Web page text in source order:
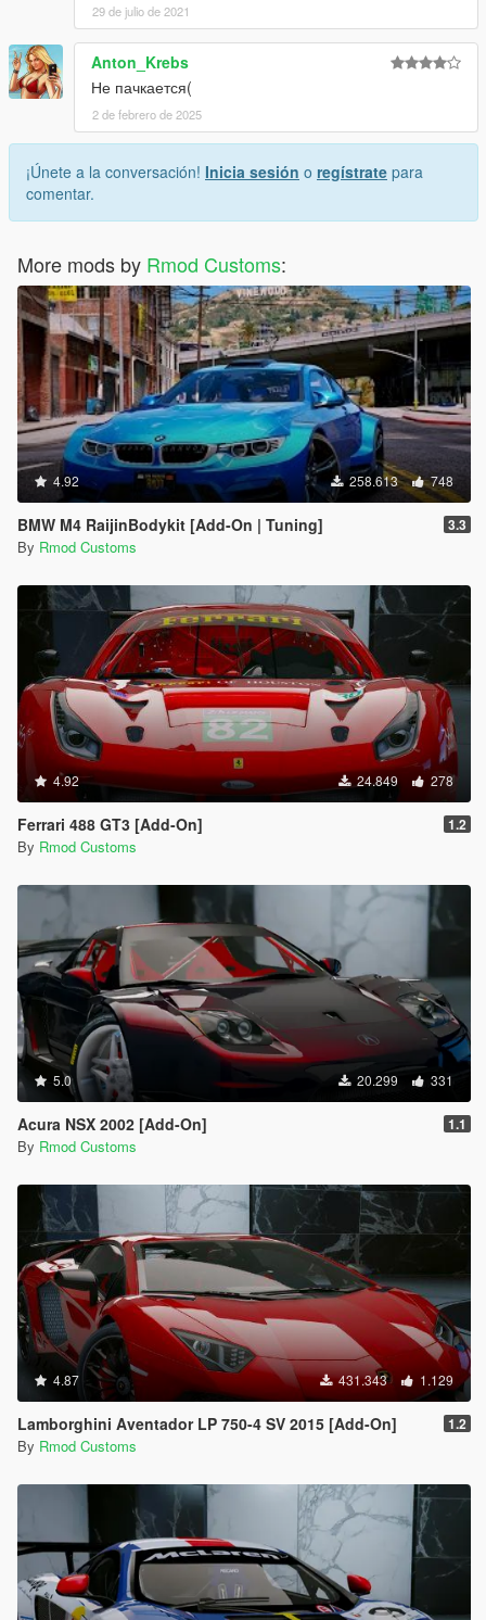
29 de julio de 2021
Anton_Krebs
Не пачкается(
2 de febrero de 2025
¡Únete a la conversación! Inicia sesión o regístrate para
comentar.
More mods by Rmod Customs:
4.92 258.613 748
BMW M4 RaijinBodykit [Add-On | Tuning] 3.3
By Rmod Customs
4.92 24.849 278
Ferrari 488 GT3 [Add-On] 1.2
By Rmod Customs
5.0 20.299 331
Acura NSX 2002 [Add-On] 1.1
By Rmod Customs
4.87 431.343 1.129
Lamborghini Aventador LP 750-4 SV 2015 [Add-On] 1.2
By Rmod Customs